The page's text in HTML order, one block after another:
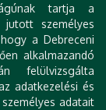
tartja a
jutott személyes
a Debreceni
alkalmazandó
felülvizsgálta
adatkezelési és
adatait